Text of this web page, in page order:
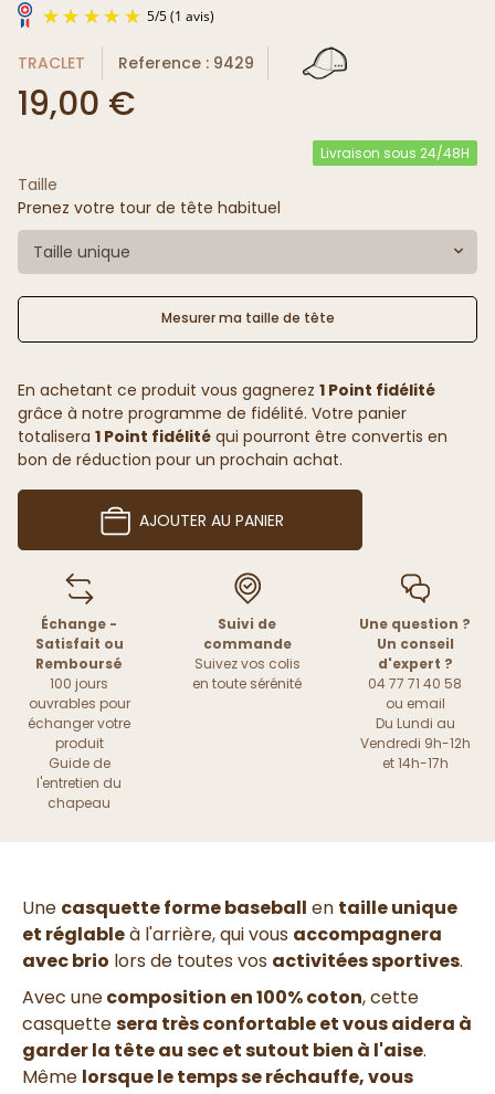
TRACLET Reference : 9429
19,00 €
Livraison sous 24/48H
Taille
Prenez votre tour de tête habituel
Taille unique
Mesurer ma taille de tête
En achetant ce produit vous gagnerez 1 Point fidélité
grâce à notre programme de fidélité. Votre panier
totalisera 1 Point fidélité qui pourront être convertis en
bon de réduction pour un prochain achat.
AJOUTER AU PANIER
Échange -
Satisfait ou
Remboursé
100 jours
ouvrables pour
échanger votre
produit
Guide de
l'entretien du
chapeau
Suivi de
commande
Suivez vos colis
en toute sérénité
Une question ?
Un conseil
d'expert ?
04 77 71 40 58
ou email
Du Lundi au
Vendredi 9h-12h
et 14h-17h
Une casquette forme baseball en taille unique
et réglableà l'arrière, qui vous accompagnera
avec brio lors de toutes vos activitées sportives.
Avec unecomposition en 100% coton, cette
casquettesera très confortable et vous aidera à
garder la tête au sec et sutout bien à l'aise.
Même lorsque le temps se réchauffe, vous